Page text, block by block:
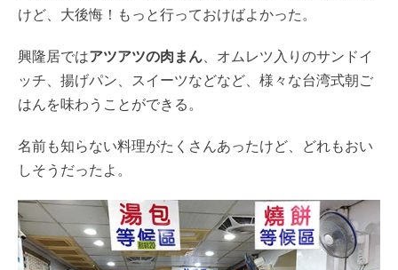
けど、大後悔！もっと行っておけばよかった。
興隆居ではアツアツの肉まん 、オムレツ入りのサンドイ
ッチ、揚げパン、スイーツなどなど、様々な台湾式朝ご
はんを味わうことができる。
名前も知らない料理がたくさんあったけど、どれもおい
しそうだったよ。